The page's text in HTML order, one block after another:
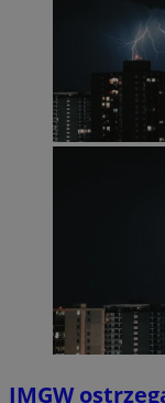
IMGW